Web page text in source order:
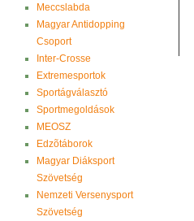
Meccslabda
Magyar Antidopping
Csoport
Inter-Crosse
Extremesportok
Sportágválasztó
Sportmegoldások
MEOSZ
Edzõtáborok
Magyar Diáksport
Szövetség
Nemzeti Versenysport
Szövetség